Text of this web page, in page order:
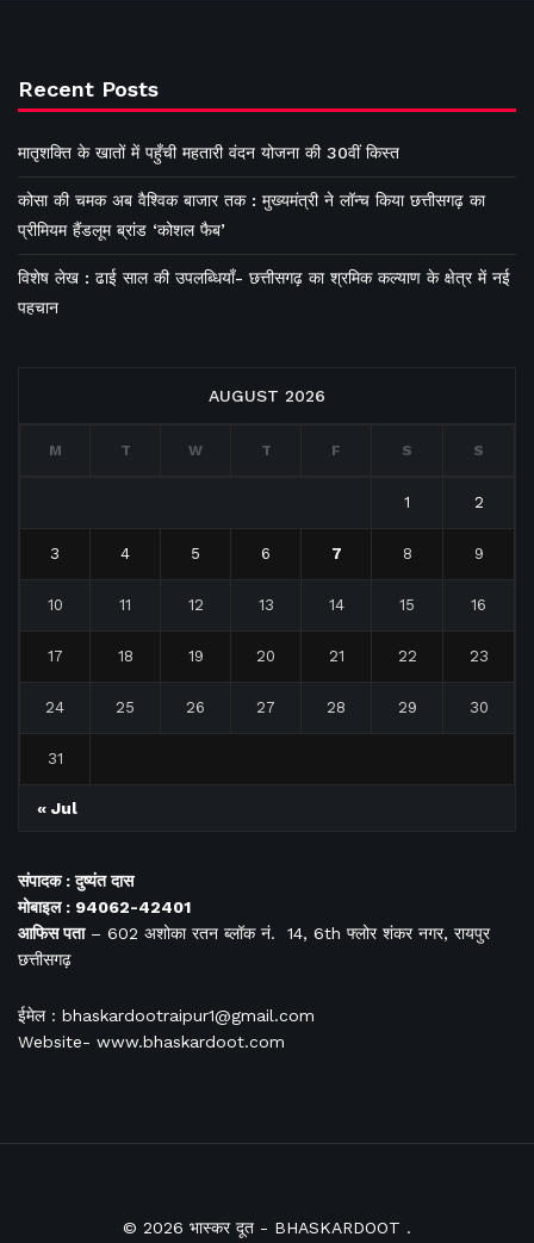
Recent Posts
मातृशक्ति के खातों में पहुँची महतारी वंदन योजना की 30वीं किस्त
कोसा की चमक अब वैश्विक बाजार तक : मुख्यमंत्री ने लॉन्च किया छत्तीसगढ़ का
प्रीमियम हैंडलूम ब्रांड ‘कोशल फैब’
विशेष लेख : ढाई साल की उपलब्धियाँ- छत्तीसगढ़ का श्रमिक कल्याण के क्षेत्र में नई
पहचान
AUGUST 2026
M T W T F S S
1 2
3 4 5 6 7 8 9
10 11 12 13 14 15 16
17 18 19 20 21 22 23
24 25 26 27 28 29 30
31
« Jul
संपादक : दुष्यंत दास
मोबाइल : 94062-42401
आफिसपता– 602 अशोका रतन ब्लॉक नं. 14, 6th फ्लोर शंकर नगर, रायपुर
छत्तीसगढ़
ईमेल : bhaskardootraipur1@gmail.com
Website- www.bhaskardoot.com
© 2026 भास्कर दूत - BHASKARDOOT .